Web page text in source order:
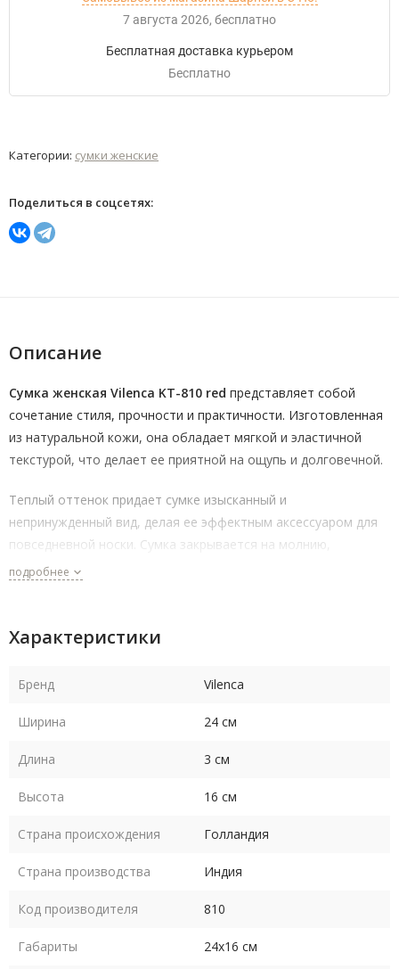
7 августа 2026
Бесплатно
Бесплатная доставка курьером
Бесплатно
Категории: сумки женские
Поделиться в соцсетях:
Описание
Сумка женская Vilenca KT-810 red представляет собой
сочетание стиля, прочности и практичности. Изготовленная
из натуральной кожи, она обладает мягкой и эластичной
текстурой, что делает ее приятной на ощупь и долговечной.
Теплый оттенок придает сумке изысканный и
непринужденный вид, делая ее эффектным аксессуаром для
повседневной носки. Сумка закрывается на молнию,
обеспечивая надежное хранение ваших вещей. Регулируемый
Выбирая сумку женскую Vilenca, вы получаете стильный,
незаменимым элементом вашего гардероба.
подробнее
Характеристики
Бренд Vilenca
Ширина 24 см
Длина 3 см
Высота 16 см
Страна происхождения Голландия
Страна производства Индия
Код производителя 810
Габариты 24х16 см